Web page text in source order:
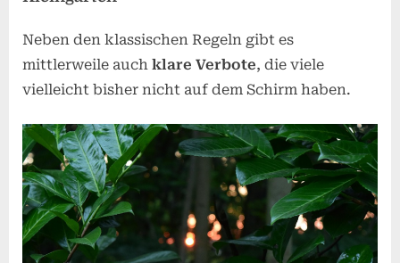
Neben den klassischen Regeln gibt es
mittlerweile auch klare Verbote, die viele
vielleicht bisher nicht auf dem Schirm haben.